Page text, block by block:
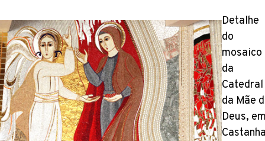
Detalhe
do
mosaico
da
Catedral
da Mãe
Deus,